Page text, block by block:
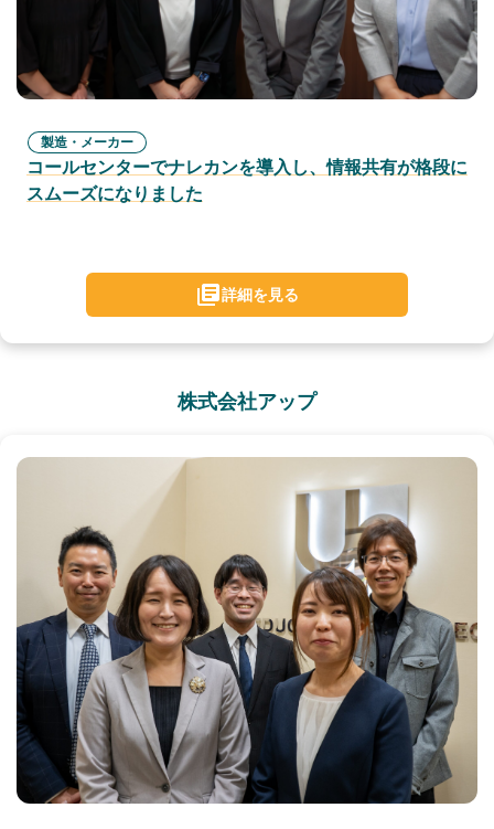
製造・メーカー
コールセンターでナレカンを導入し、情報共有が格段に
スムーズになりました
詳細を見る
株式会社アップ